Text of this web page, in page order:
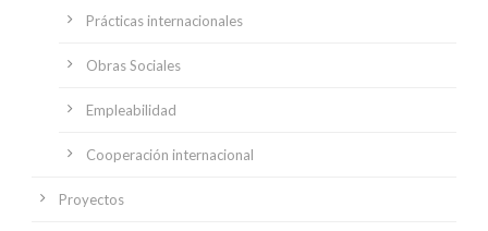
Prácticas internacionales
Obras Sociales
Empleabilidad
Cooperación internacional
Proyectos